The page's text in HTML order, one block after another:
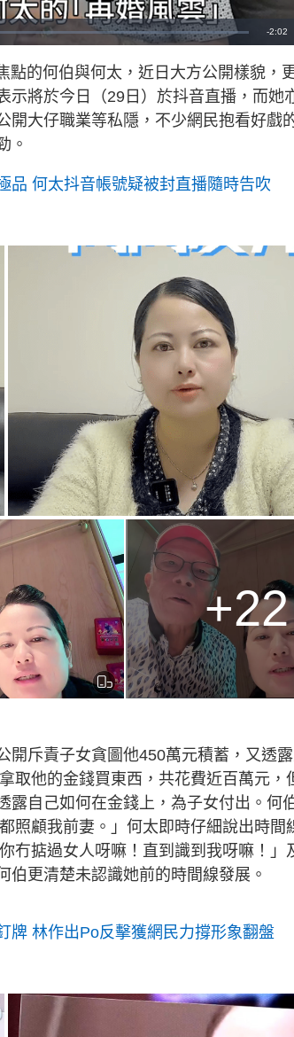
R
a
i
g
-2:02
點的何伯與何太，近日大方公開樣貌，
示將於今日（29日）於抖音直播，而她
大仔職業等私隱，不少網民抱看好戲
。
品 何太抖音帳號疑被封直播隨時告吹
+22
開斥責子女貪圖他450萬元積蓄，又透
取他的金錢買東西，共花費近百萬元，
自己如何在金錢上，為子女付出。何
照顧我前妻。」何太即時仔細說出時間
冇掂過女人呀嘛！直到識到我呀嘛！」
更清楚未認識她前的時間線發展。
牌 林作出Po反擊獲網民力撐形象翻盤